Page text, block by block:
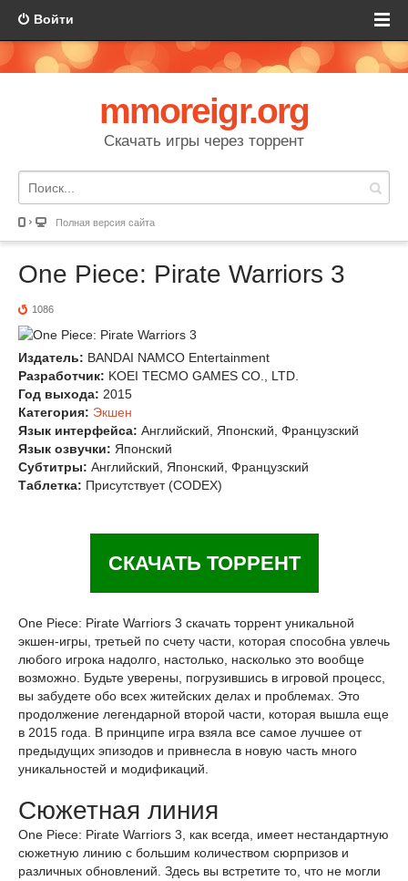
Войти
mmoreigr.org
Скачать игры через торрент
Полная версия сайта
One Piece: Pirate Warriors 3
1086
Издатель: BANDAI NAMCO Entertainment
Разработчик: KOEI TECMO GAMES CO., LTD.
Год выхода: 2015
Категория: Экшен
Язык интерфейса: Английский, Японский, Французский
Язык озвучки: Японский
Субтитры: Английский, Японский, Французский
Таблетка: Присутствует (CODEX)
СКАЧАТЬ ТОРРЕНТ
One Piece: Pirate Warriors 3 скачать торрент уникальной
экшен-игры, третьей по счету части, которая способна увлечь
любого игрока надолго, настолько, насколько это вообще
возможно. Будьте уверены, погрузившись в игровой процесс,
вы забудете обо всех житейских делах и проблемах. Это
продолжение легендарной второй части, которая вышла еще
в 2015 года. В принципе игра взяла все самое лучшее от
предыдущих эпизодов и привнесла в новую часть много
уникальностей и модификаций.
Сюжетная линия
One Piece: Pirate Warriors 3, как всегда, имеет нестандартную
сюжетную линию с большим количеством сюрпризов и
различных обновлений. Здесь вы встретите то, что не могли